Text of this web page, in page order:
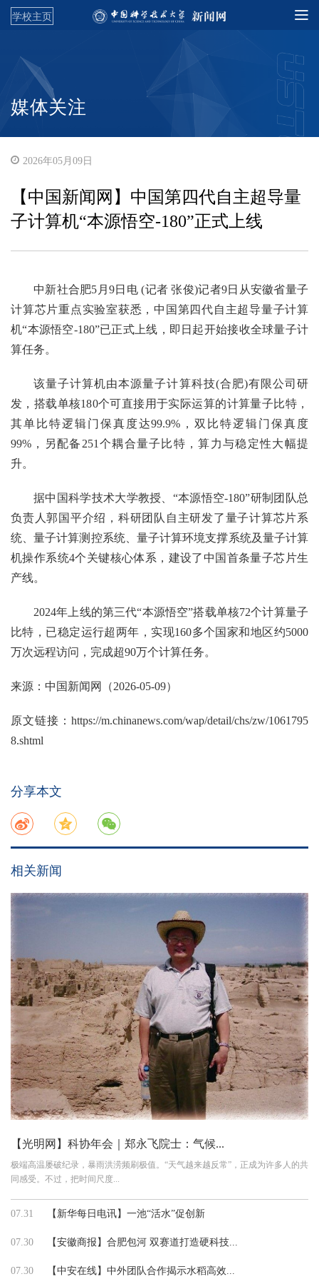
学校主页
媒体关注
2026年05月09日
【中国新闻网】中国第四代自主超导量
子计算机“本源悟空-180”正式上线
中新社合肥5月9日电 (记者 张俊)记者9日从安徽省量子
计算芯片重点实验室获悉，中国第四代自主超导量子计算
机“本源悟空-180”已正式上线，即日起开始接收全球量子计
算任务。
该量子计算机由本源量子计算科技(合肥)有限公司研
发，搭载单核180个可直接用于实际运算的计算量子比特，
其单比特逻辑门保真度达99.9%，双比特逻辑门保真度
99%，另配备251个耦合量子比特，算力与稳定性大幅提
升。
据中国科学技术大学教授、“本源悟空-180”研制团队总
负责人郭国平介绍，科研团队自主研发了量子计算芯片系
统、量子计算测控系统、量子计算环境支撑系统及量子计算
机操作系统4个关键核心体系，建设了中国首条量子芯片生
产线。
2024年上线的第三代“本源悟空”搭载单核72个计算量子
比特，已稳定运行超两年，实现160多个国家和地区约5000
万次远程访问，完成超90万个计算任务。
来源：中国新闻网（2026-05-09）
原文链接： https://m.chinanews.com/wap/detail/chs/zw/1061795
8.shtml
分享本文
相关新闻
【光明网】科协年会｜郑永飞院士：气候...
极端高温屡破纪录，暴雨洪涝频刷极值。“天气越来越反常”，正成为许多人的共
同感受。不过，把时间尺度...
07.31 【新华每日电讯】一池“活水”促创新
07.30 【安徽商报】合肥包河 双赛道打造硬科技...
07.30 【中安在线】中外团队合作揭示水稻高效...